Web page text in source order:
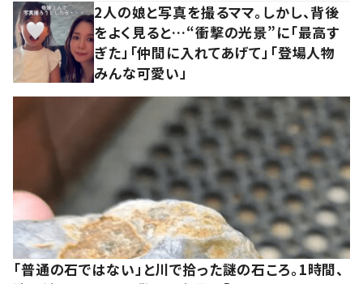
2人の娘と写真を撮るママ。しかし、背後
をよく見ると…“衝撃の光景”に「最高す
ぎた」「仲間に入れてあげて」「登場人物
みんな可愛い」
「普通の石ではない」と川で拾った謎の石ころ。1時間、